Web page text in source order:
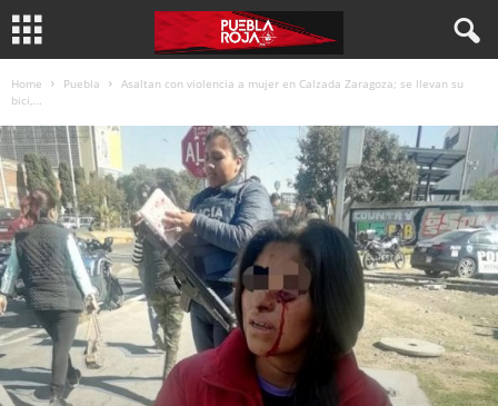
Home Puebla
Asaltan con violencia a mujer en Calzada Zaragoza; se llevan su
bici,...